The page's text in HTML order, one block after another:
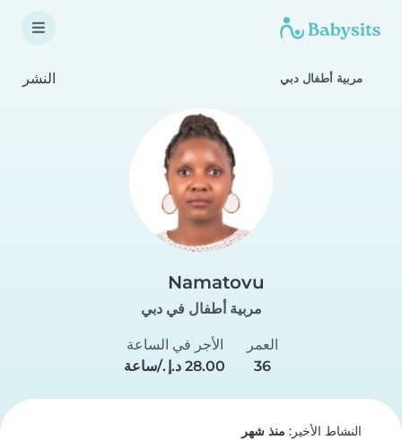
مربية أطفال دبي النشر
Namatovu
مربية أطفال في دبي
العمر
36
الأجر في الساعة
النشاط الأخير: منذ شهر